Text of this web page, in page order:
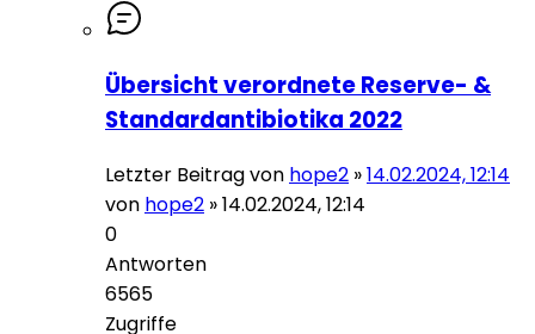
Übersicht verordnete Reserve- &
Standardantibiotika 2022
Letzter Beitrag von hope2 »14.02.2024, 12:14
von hope2 »14.02.2024, 12:14
0
Antworten
6565
Zugriffe